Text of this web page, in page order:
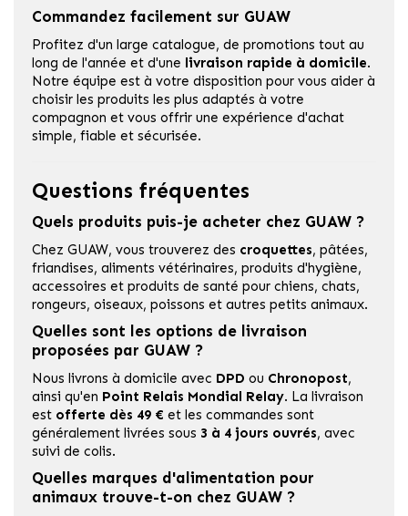
Commandez facilement sur GUAW
Profitez d'un large catalogue, de promotions tout au
long de l'année et d'une livraison rapide à domicile.
Notre équipe est à votre disposition pour vous aider à
choisir les produits les plus adaptés à votre
compagnon et vous offrir une expérience d'achat
simple, fiable et sécurisée.
Questions fréquentes
Quels produits puis-je acheter chez GUAW ?
Chez GUAW, vous trouverez des croquettes, pâtées,
friandises, aliments vétérinaires, produits d'hygiène,
accessoires et produits de santé pour chiens, chats,
rongeurs, oiseaux, poissons et autres petits animaux.
Quelles sont les options de livraison
proposées par GUAW ?
Nous livrons à domicile avec DPD ou Chronopost,
ainsi qu'en Point Relais Mondial Relay. La livraison
est offerte dès 49 € et les commandes sont
généralement livrées sous 3 à 4 jours ouvrés, avec
suivi de colis.
Quelles marques d'alimentation pour
animaux trouve-t-on chez GUAW ?